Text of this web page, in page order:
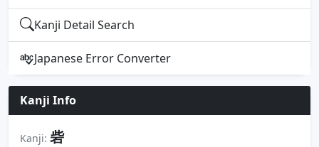
Kanji Detail Search
Japanese Error Converter
Kanji Info
Kanji: 砦